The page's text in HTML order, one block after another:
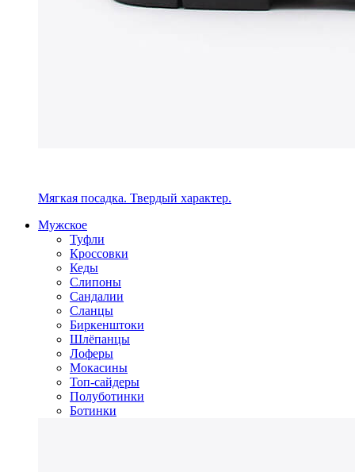
Мягкая посадка. Твердый характер.
Мужское
Туфли
Кроссовки
Кеды
Слипоны
Сандалии
Сланцы
Биркенштоки
Шлёпанцы
Лоферы
Мокасины
Топ-сайдеры
Полуботинки
Ботинки